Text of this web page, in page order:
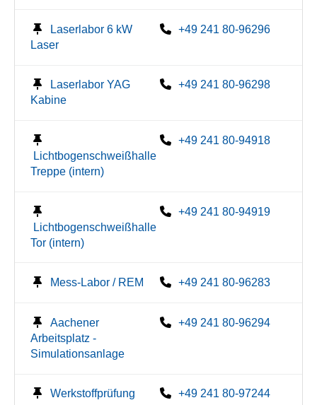
Laserlabor 6 kW
Laser
+49 241 80-96296
Laserlabor YAG
Kabine
+49 241 80-96298
Lichtbogenschweißhalle
Treppe (intern)
+49 241 80-94918
Lichtbogenschweißhalle
Tor (intern)
+49 241 80-94919
Mess-Labor / REM +49 241 80-96283
Aachener
Arbeitsplatz -
Simulationsanlage
+49 241 80-96294
Werkstoffprüfung +49 241 80-97244